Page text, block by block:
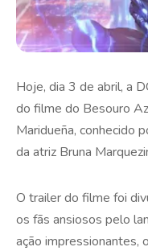
Hoje, dia 3 de abril, a
do filme do Besouro
Maridueña, conhecido
da atriz Bruna
O trailer do filme foi
os fãs ansiosos pelo
ação impressionantes,